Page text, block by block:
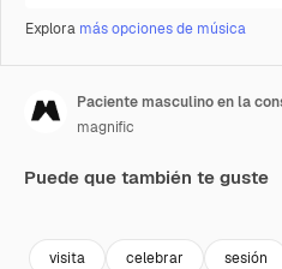
Explora más opciones de música
Paciente masculino en la
magnific
Puede que también te guste
visita celebrar sesión